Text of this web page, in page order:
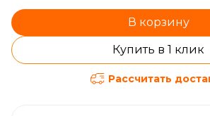
В корзину
Купить в 1 клик
Рассчитать